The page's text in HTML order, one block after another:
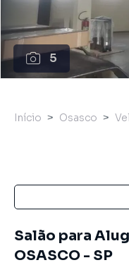
5
Início Osasco
Salão para
OSASCO - SP